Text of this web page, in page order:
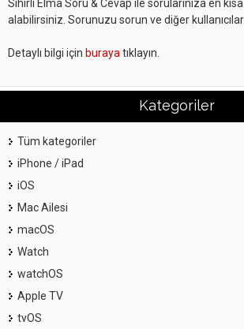
Sihirli Elma Soru & Cevap ile sorularınıza en
alabilirsiniz. Sorunuzu sorun ve diğer
Detaylı bilgi için buraya tıklayın.
Kategoriler
Tüm kategoriler
iPhone / iPad
iOS
Mac Ailesi
macOS
Watch
watchOS
Apple TV
tvOS